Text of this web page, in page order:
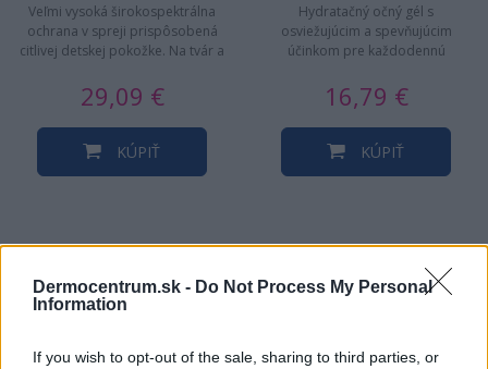
Dermocentrum.sk - Do Not Process My Personal
Information
If you wish to opt-out of the sale, sharing to third parties, or
Veľmi vysoká širokospektrálna
ochrana v spreji prispôsobená
citlivej detskej pokožke. Na tvár a
29,09 €
KÚPIŤ
Hydratačný očný gél s
osviežujúcim a spevňujúcim
účinkom pre každodennú
očí. …
16,79 €
KÚPIŤ
NAJNOVŠIE ČLÁNKY V